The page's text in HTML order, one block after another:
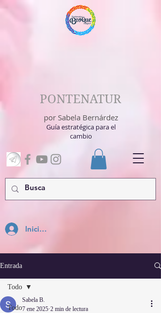
Inicia Sesión
PONTENATUR
por Sabela Bernárdez
Guía estratégica para el
cambio
Entrada
Todo
Todo
Sabela B.
7 ene 2025 2 min de lectura